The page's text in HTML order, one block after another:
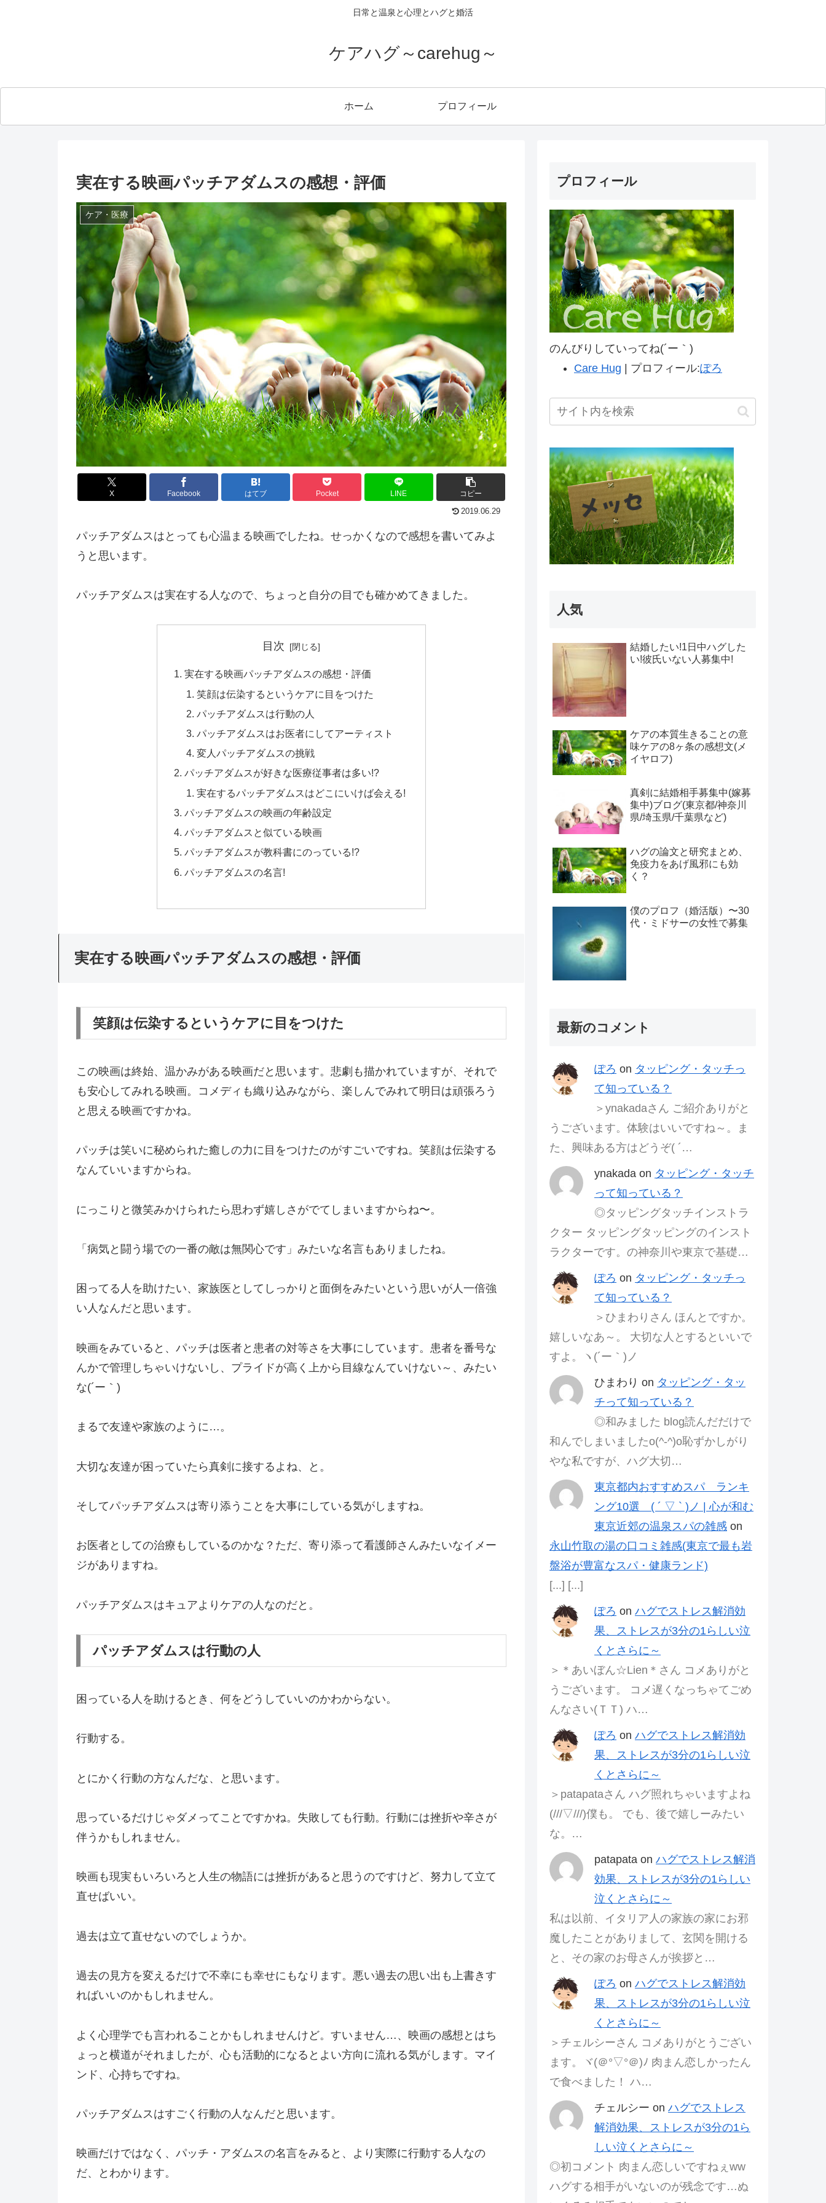
日常と温泉と心理とハグと婚活
ケアハグ～carehug～
ホーム プロフィール
実在する映画パッチアダムスの感想・評価
ケア・医療
X Facebook はてブ Pocket LINE コピー
2019.06.29
パッチアダムスはとっても心温まる映画でしたね。せっかくなので感想を書いてみよ
うと思います。
パッチアダムスは実在する人なので、ちょっと自分の目でも確かめてきました。
目次
実在する映画パッチアダムスの感想・評価
笑顔は伝染するというケアに目をつけた
パッチアダムスは行動の人
パッチアダムスはお医者にしてアーティスト
変人パッチアダムスの挑戦
パッチアダムスが好きな医療従事者は多い!?
実在するパッチアダムスはどこにいけば会える!
パッチアダムスの映画の年齢設定
パッチアダムスと似ている映画
パッチアダムスが教科書にのっている!?
パッチアダムスの名言!
実在する映画パッチアダムスの感想・評価
笑顔は伝染するというケアに目をつけた
この映画は終始、温かみがある映画だと思います。悲劇も描かれていますが、それで
も安心してみれる映画。コメディも織り込みながら、楽しんでみれて明日は頑張ろう
と思える映画ですかね。
パッチは笑いに秘められた癒しの力に目をつけたのがすごいですね。笑顔は伝染する
なんていいますからね。
にっこりと微笑みかけられたら思わず嬉しさがでてしまいますからね〜。
「病気と闘う場での一番の敵は無関心です」みたいな名言もありましたね。
困ってる人を助けたい、家族医としてしっかりと面倒をみたいという思いが人一倍強
い人なんだと思います。
映画をみていると、パッチは医者と患者の対等さを大事にしています。患者を番号な
んかで管理しちゃいけないし、プライドが高く上から目線なんていけない～、みたい
な(´ー｀)
まるで友達や家族のように…。
大切な友達が困っていたら真剣に接するよね、と。
そしてパッチアダムスは寄り添うことを大事にしている気がしますね。
お医者としての治療もしているのかな？ただ、寄り添って看護師さんみたいなイメー
ジがありますね。
パッチアダムスはキュアよりケアの人なのだと。
パッチアダムスは行動の人
困っている人を助けるとき、何をどうしていいのかわからない。
行動する。
とにかく行動の方なんだな、と思います。
思っているだけじゃダメってことですかね。失敗しても行動。行動には挫折や辛さが
伴うかもしれません。
映画も現実もいろいろと人生の物語には挫折があると思うのですけど、努力して立て
直せばいい。
過去は立て直せないのでしょうか。
過去の見方を変えるだけで不幸にも幸せにもなります。悪い過去の思い出も上書きす
ればいいのかもしれません。
よく心理学でも言われることかもしれませんけど。すいません…、映画の感想とはち
ょっと横道がそれましたが、心も活動的になるとよい方向に流れる気がします。マイ
ンド、心持ちですね。
パッチアダムスはすごく行動の人なんだと思います。
映画だけではなく、パッチ・アダムスの名言をみると、より実際に行動する人なの
だ、とわかります。
プロフィール
のんびりしていってね(´ー｀)
Care Hug | プロフィール:ぽろ
人気
結婚したい!1日中ハグした
い!彼氏いない人募集中!
ケアの本質生きることの意
味ケアの8ヶ条の感想文(メ
イヤロフ)
真剣に結婚相手募集中(嫁募
集中)ブログ(東京都/神奈川
県/埼玉県/千葉県など)
ハグの論文と研究まとめ、
免疫力をあげ風邪にも効
く？
僕のプロフ（婚活版）〜30
代・ミドサーの女性で募集
最新のコメント
ぽろ on タッピング・タッチっ
て知っている？
＞ynakadaさん ご紹介ありがと
うございます。体験はいいですね～。ま
た、興味ある方はどうぞ( ´…
ynakada on タッピング・タッチ
って知っている？
◎タッピングタッチインストラ
クター タッピングタッピングのインスト
ラクターです。の神奈川や東京で基礎…
ぽろ on タッピング・タッチっ
て知っている？
＞ひまわりさん ほんとですか。
嬉しいなあ～。 大切な人とするといいで
すよ。ヽ(´ー｀)ノ
ひまわり on タッピング・タッ
チって知っている？
◎和みました blog読んだだけで
和んでしまいましたo(^-^)o恥ずかしがり
やな私ですが、ハグ大切…
東京都内おすすめスパ ランキ
ング10選 ( ´ ▽ ` )ノ | 心が和む
東京近郊の温泉スパの雑感 on
永山竹取の湯の口コミ雑感(東京で最も岩
盤浴が豊富なスパ・健康ランド)
[...] [...]
ぽろ on ハグでストレス解消効
果、ストレスが3分の1らしい泣
くとさらに～
＞＊あいぼん☆Lien＊さん コメありがと
うございます。 コメ遅くなっちゃてごめ
んなさい(ＴＴ) ハ…
ぽろ on ハグでストレス解消効
果、ストレスが3分の1らしい泣
くとさらに～
＞patapataさん ハグ照れちゃいますよね
(///▽///)僕も。 でも、後で嬉しーみたい
な。…
patapata on ハグでストレス解消
効果、ストレスが3分の1らしい
泣くとさらに～
私は以前、イタリア人の家族の家にお邪
魔したことがありまして、玄関を開ける
と、その家のお母さんが挨拶と…
ぽろ on ハグでストレス解消効
果、ストレスが3分の1らしい泣
くとさらに～
＞チェルシーさん コメありがとうござい
ます。ヾ(＠°▽°＠)ﾉ 肉まん恋しかったん
で食べました！ ハ…
チェルシー on ハグでストレス
解消効果、ストレスが3分の1ら
しい泣くとさらに～
◎初コメント 肉まん恋しいですねぇww
ハグする相手がいないのが残念です…ぬ